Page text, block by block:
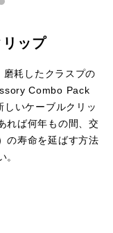
ップ
耗したクラスプの
Combo Pack
いケーブルクリッ
れば何年もの間、交
の寿命を延ばす方法
。